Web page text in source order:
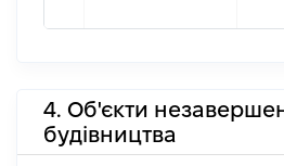
4. Об'єкти
будівництва